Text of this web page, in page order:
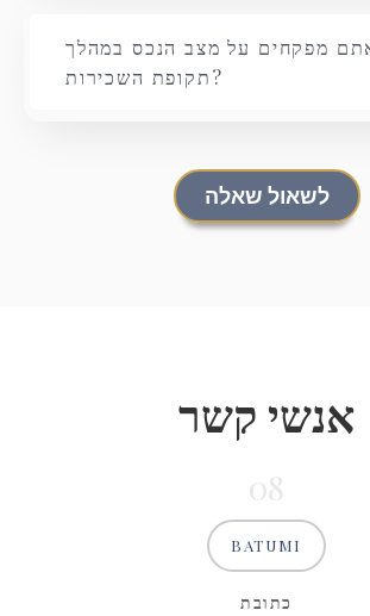
מפקחים על מצב הנכס במהלך
תקופת השכירות?
לשאול שאלה
אנשי קשר
08
BATUMI
כתובת